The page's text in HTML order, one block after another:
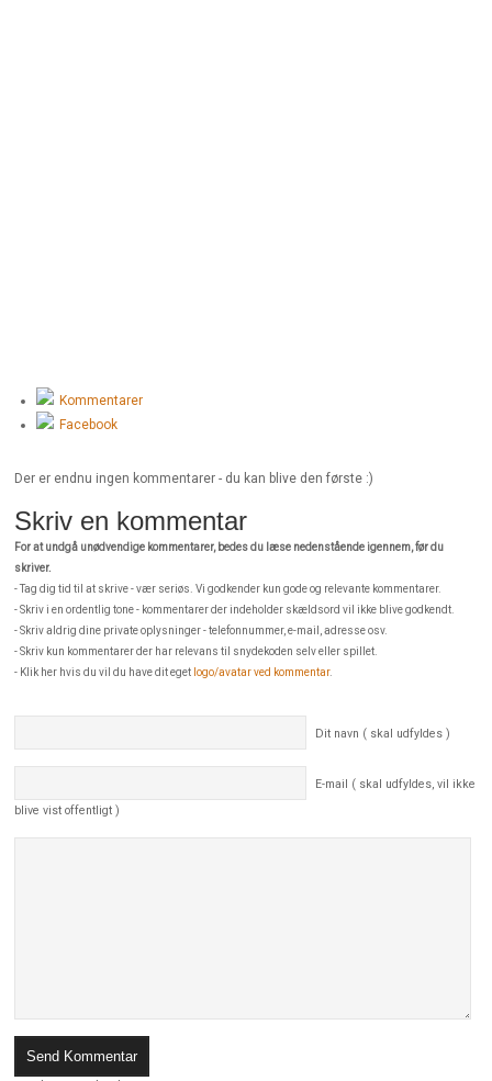
Kommentarer
Facebook
Der er endnu ingen kommentarer - du kan blive den første :)
Skriv en kommentar
For at undgå unødvendige kommentarer, bedes du læse nedenstående igennem, før du
skriver.
- Tag dig tid til at skrive - vær seriøs. Vi godkender kun gode og relevante kommentarer.
- Skriv i en ordentlig tone - kommentarer der indeholder skældsord vil ikke blive godkendt.
- Skriv aldrig dine private oplysninger - telefonnummer, e-mail, adresse osv.
- Skriv kun kommentarer der har relevans til snydekoden selv eller spillet.
- Klik her hvis du vil du have dit eget logo/avatar ved kommentar.
Dit navn ( skal udfyldes )
E-mail ( skal udfyldes, vil ikke
blive vist offentligt )